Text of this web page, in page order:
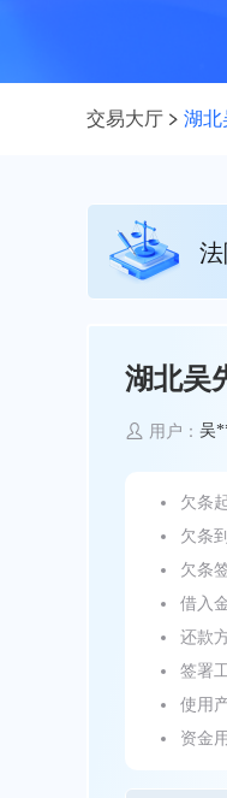
交易大厅 湖北
湖北吴
用户： 吴
欠条
欠条
欠条
借入
还款
签署
使用
资金